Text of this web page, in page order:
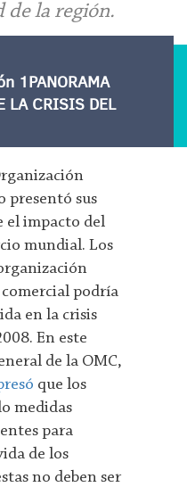
la región.
1PANORAMA
LA CRISIS DEL
presentó sus
el impacto del
mundial. Los
podría
en la crisis
En este
de la OMC,
que los
medidas
para
de los
no deben ser